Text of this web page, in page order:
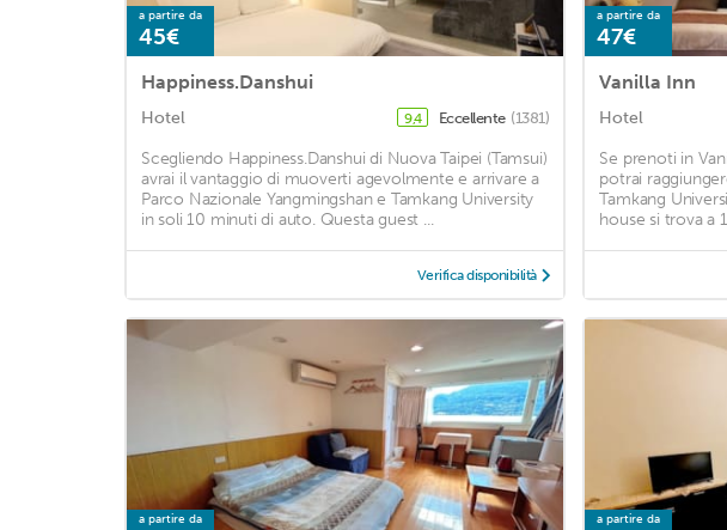
a partire da
45€
Happiness.Danshui
Hotel 9,4 Eccellente (1381)
Scegliendo Happiness.Danshui di Nuova Taipei (Tamsui)
avrai il vantaggio di muoverti agevolmente e arrivare a
Parco Nazionale Yangmingshan e Tamkang University
in soli 10 minuti di auto. Questa guest ...
Verifica disponibilità
a partire da
47€
Vanilla Inn
Hotel
Se prenoti in
potrai
Tamkang
house si trova a
a partire da a partire da